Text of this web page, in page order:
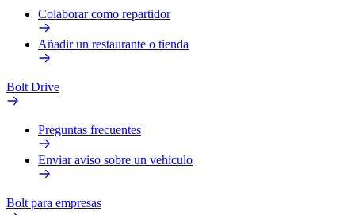
Colaborar como repartidor
Añadir un restaurante o tienda
Bolt Drive
Preguntas frecuentes
Enviar aviso sobre un vehículo
Bolt para empresas